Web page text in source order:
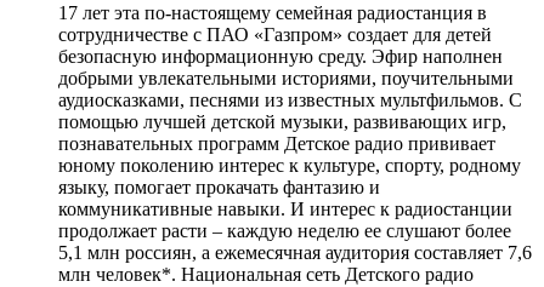
17 лет эта по-настоящему семейная радиостанция в
сотрудничестве с ПАО «Газпром» создает для детей
безопасную информационную среду. Эфир наполнен
добрыми увлекательными историями, поучительными
аудиосказками, песнями из известных мультфильмов. С
помощью лучшей детской музыки, развивающих игр,
познавательных программ Детское радио прививает
юному поколению интерес к культуре, спорту, родному
языку, помогает прокачать фантазию и
коммуникативные навыки. И интерес к радиостанции
продолжает расти – каждую неделю ее слушают более
5,1 млн россиян, а ежемесячная аудитория составляет 7,6
млн человек*. Национальная сеть Детского радио